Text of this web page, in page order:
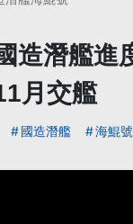
造潛艦進
月交艦
國造潛艦 海鯤號